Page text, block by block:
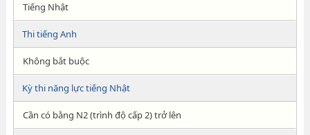
Tiếng Nhật
Thi tiếng Anh
Không bắt buộc
Kỳ thi năng lực tiếng Nhật
Cần có bằng N2 (trình độ cấp 2) trở lên